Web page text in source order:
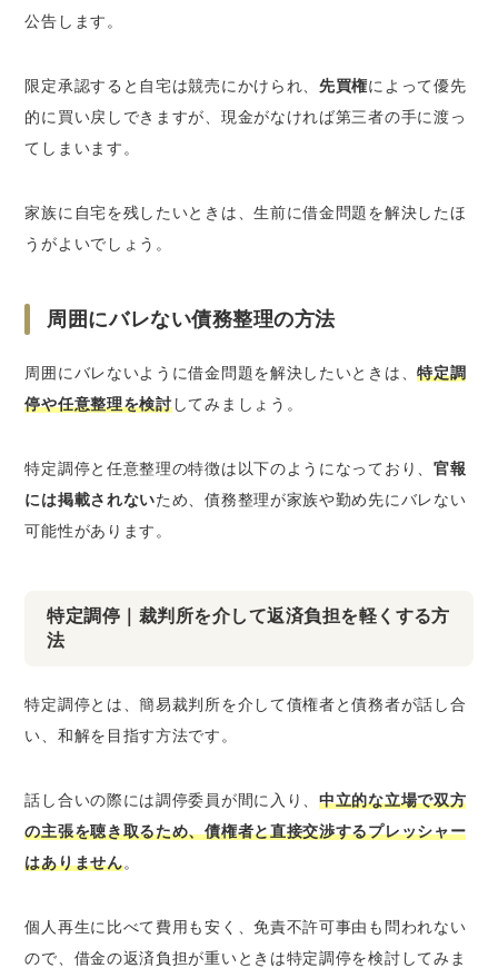
公告します。
限定承認すると自宅は競売にかけられ、先買権によって優先
的に買い戻しできますが、現金がなければ第三者の手に渡っ
てしまいます。
家族に自宅を残したいときは、生前に借金問題を解決したほ
うがよいでしょう。
周囲にバレない債務整理の方法
周囲にバレないように借金問題を解決したいときは、特定調
停や任意整理を検討してみましょう。
特定調停と任意整理の特徴は以下のようになっており、 官報
には掲載されないため、債務整理が家族や勤め先にバレない
可能性があります。
特定調停｜裁判所を介して返済負担を軽くする方
法
特定調停とは、簡易裁判所を介して債権者と債務者が話し合
い、和解を目指す方法です。
話し合いの際には調停委員が間に入り、中立的な立場で双方
の主張を聴き取るため、債権者と直接交渉するプレッシャー
はありません。
個人再生に比べて費用も安く、免責不許可事由も問われない
ので、借金の返済負担が重いときは特定調停を検討してみま